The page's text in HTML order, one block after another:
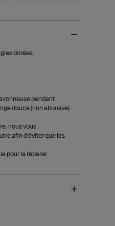
dorées.
pendant
douce (non abrasive)
nous vous
afin d’éviter que les
pour la réparer.